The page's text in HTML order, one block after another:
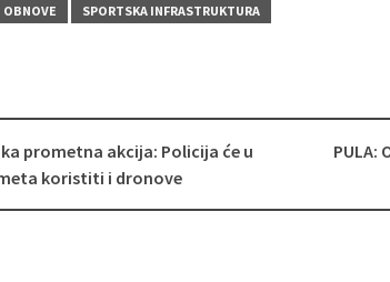
OBNOVE SPORTSKA INFRASTRUKTURA
prometna akcija: Policija će u
koristiti i dronove
PULA: